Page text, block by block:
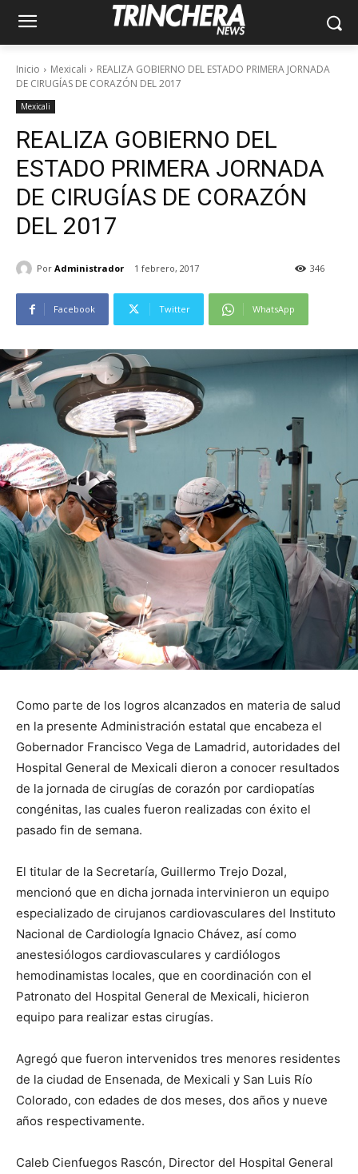
Inicio Mexicali
REALIZA GOBIERNO DEL ESTADO PRIMERA JORNADA
DE CIRUGÍAS DE CORAZÓN DEL 2017
Mexicali
REALIZA GOBIERNO DEL
ESTADO PRIMERA JORNADA
DE CIRUGÍAS DE CORAZÓN
DEL 2017
Por Administrador 1 febrero, 2017 346
Facebook Twitter WhatsApp
Como parte de los logros alcanzados en materia de salud
en la presente Administración estatal que encabeza el
Gobernador Francisco Vega de Lamadrid, autoridades del
Hospital General de Mexicali dieron a conocer resultados
de la jornada de cirugías de corazón por cardiopatías
congénitas, las cuales fueron realizadas con éxito el
pasado fin de semana.
El titular de la Secretaría, Guillermo Trejo Dozal,
mencionó que en dicha jornada intervinieron un equipo
especializado de cirujanos cardiovasculares del Instituto
Nacional de Cardiología Ignacio Chávez, así como
anestesiólogos cardiovasculares y cardiólogos
hemodinamistas locales, que en coordinación con el
Patronato del Hospital General de Mexicali, hicieron
equipo para realizar estas cirugías.
Agregó que fueron intervenidos tres menores residentes
de la ciudad de Ensenada, de Mexicali y San Luis Río
Colorado, con edades de dos meses, dos años y nueve
años respectivamente.
Caleb Cienfuegos Rascón, Director del Hospital General